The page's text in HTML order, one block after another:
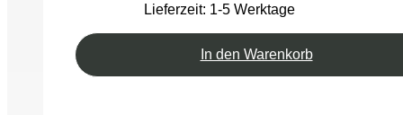
Lieferzeit: 1-5 Werktage
In den Warenkorb